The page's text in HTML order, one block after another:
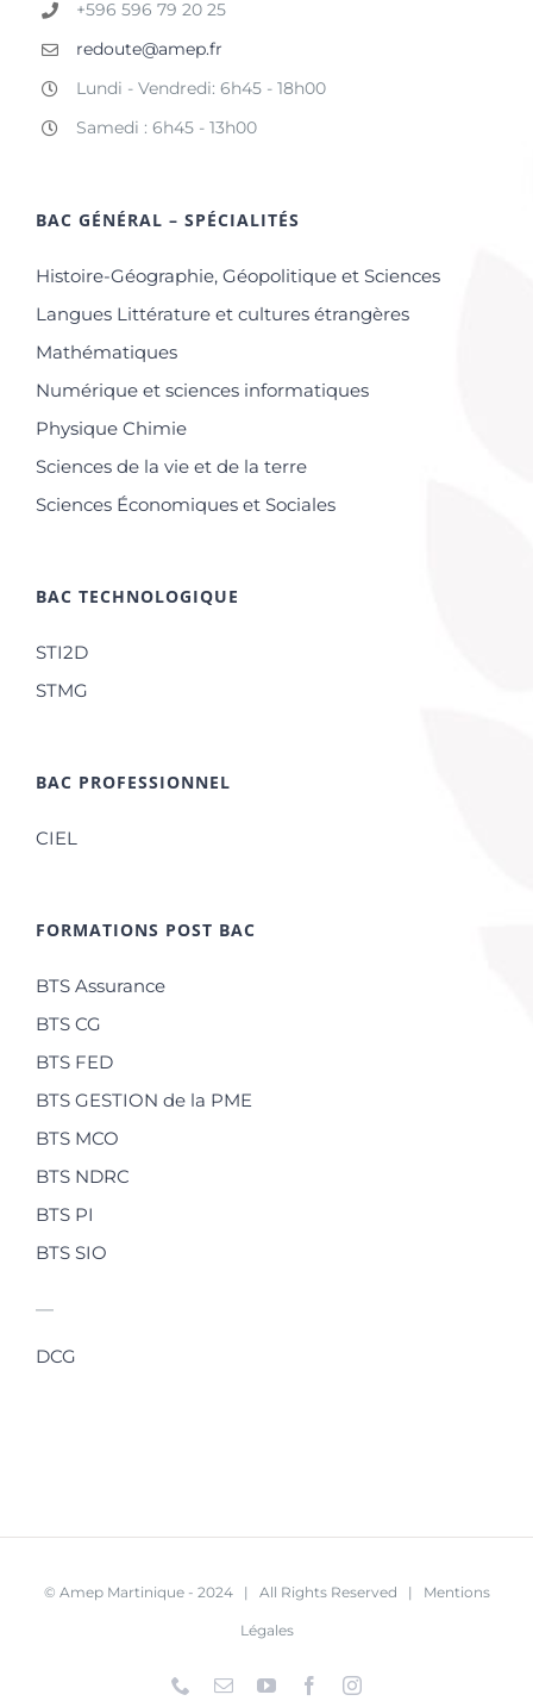
+596 596 79 20 25
redoute@amep.fr
Lundi - Vendredi: 6h45 - 18h00
Samedi : 6h45 - 13h00
BAC GÉNÉRAL – SPÉCIALITÉS
Histoire-Géographie, Géopolitique et Sciences
Langues Littérature et cultures étrangères
Mathématiques
Numérique et sciences informatiques
Physique Chimie
Sciences de la vie et de la terre
Sciences Économiques et Sociales
BAC TECHNOLOGIQUE
STI2D
STMG
BAC PROFESSIONNEL
CIEL
FORMATIONS POST BAC
BTS Assurance
BTS CG
BTS FED
BTS GESTION de la PME
BTS MCO
BTS NDRC
BTS PI
BTS SIO
—
DCG
© Amep Martinique - 2024 | All Rights Reserved | Mentions
Légales
Téléphone
EmailYouTubeFacebookInstagram